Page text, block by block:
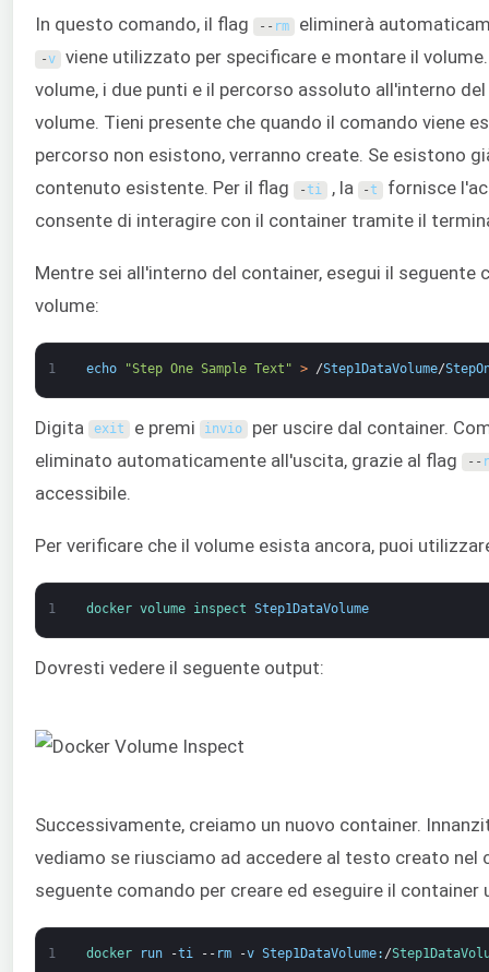
In questo comando, il flag -- rm eliminerà
-v viene utilizzato per specificare e montare il
volume, i due punti e il percorso assoluto all'interno
volume. Tieni presente che quando il comando viene
percorso non esistono, verranno create. Se esistono
contenuto esistente. Per il flag
-ti , la -t
fornisce
consente di interagire con il container tramite il
Mentre sei all'interno del container, esegui il seguente
volume:
1 echo "Step One Sample Text" > /Step1DataVolume/
Digita exit e premi invio
per uscire dal container.
eliminato automaticamente all'uscita, grazie al flag
--
accessibile.
Per verificare che il volume esista ancora, puoi
1 docker volume inspect Step1DataVolume
Dovresti vedere il seguente output:
Successivamente, creiamo un nuovo container.
vediamo se riusciamo ad accedere al testo creato nel
seguente comando per creare ed eseguire il
1 docker run -ti -- rm -v Step1DataVolume: /